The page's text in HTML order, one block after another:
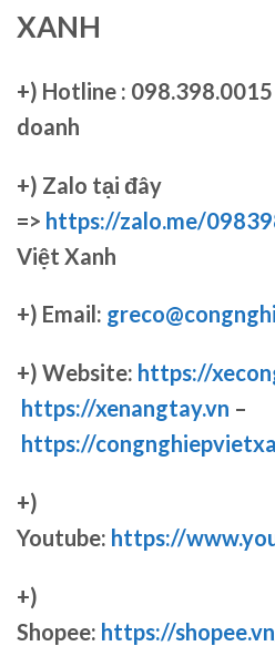
XANH
+) Hotline : 098.398.0015
doanh
+) Zalo tại đây
=> https://zalo.me/
Việt Xanh
+) Email:
+) Website: https://
https://xenangtay.vn –
https://
+)
Youtube: https://
+)
Shopee: https://